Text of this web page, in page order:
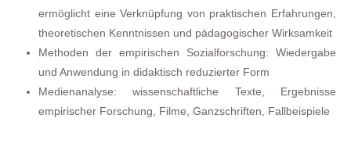
ermöglicht eine Verknüpfung von praktischen Erfahrungen,
theoretischen Kenntnissen und pädagogischer Wirksamkeit
Methoden der empirischen Sozialforschung: Wiedergabe
und Anwendung in didaktisch reduzierter Form
Medienanalyse: wissenschaftliche Texte, Ergebnisse
empirischer Forschung, Filme, Ganzschriften, Fallbeispiele